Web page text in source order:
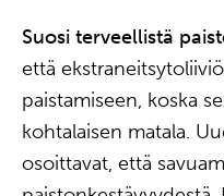
Suosi terveellistä
että
paistamiseen, koska
kohtalaisen matala.
osoittavat, että